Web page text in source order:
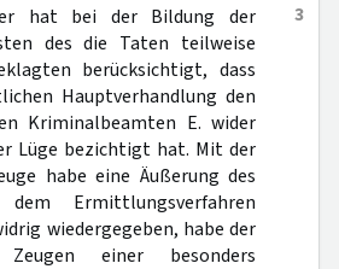
3
hat bei der Bildung der
des die Taten teilweise
berücksichtigt, dass
Hauptverhandlung den
Kriminalbeamten E. wider
Lüge bezichtigt hat. Mit der
habe eine Äußerung des
Ermittlungsverfahren
wiedergegeben, habe der
einer besonders